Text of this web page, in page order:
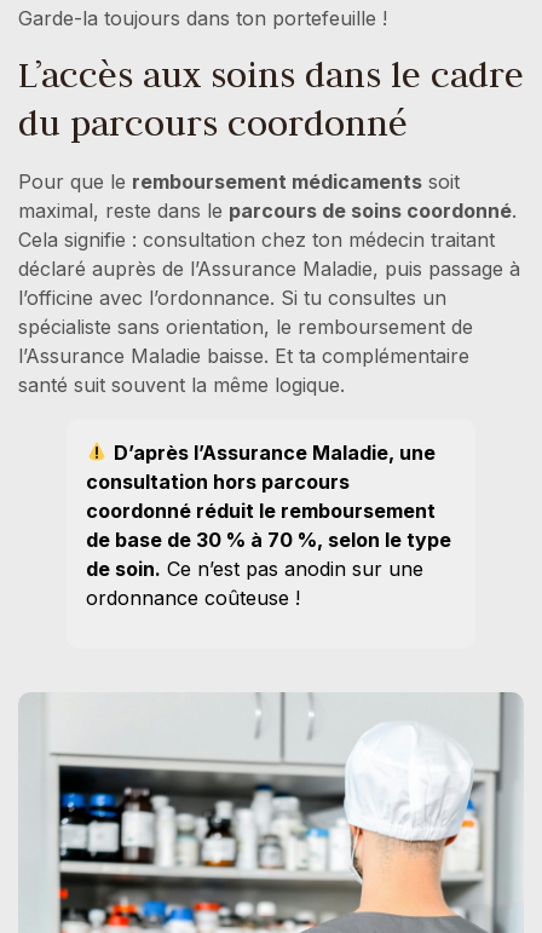
Garde-la toujours dans ton portefeuille !
L’accès aux soins dans le cadre
du parcours coordonné
Pour que le remboursement médicaments soit
maximal, reste dans le parcours de soins coordonné.
Cela signifie : consultation chez ton médecin traitant
déclaré auprès de l’Assurance Maladie, puis passage à
l’officine avec l’ordonnance. Si tu consultes un
spécialiste sans orientation, le remboursement de
l’Assurance Maladie baisse. Et ta complémentaire
santé suit souvent la même logique.
D’après l’Assurance Maladie, une
consultation hors parcours
coordonné réduit le remboursement
de base de 30 % à 70 %, selon le type
de soin. Ce n’est pas anodin sur une
ordonnance coûteuse !